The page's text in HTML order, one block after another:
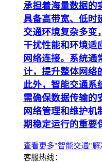
承担着海量数据的
具备高带宽、低时
交通环境复杂多变
干扰性能和环境适
网络连接。系统通
计，提升整体网络
此外，智能交通系
需确保数据传输的
网络管理和维护机
期稳定运行的重要
查看更多"智能交通"解
客服热线：